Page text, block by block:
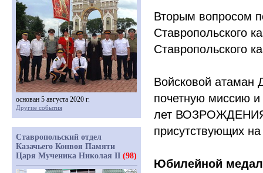
Вторым вопросом
Ставропольского
Ставропольского
Войсковой атаман
почетную миссию
лет
присутствующих
Юбилейной
основан 5 августа 2020 г.
Другие события
Ставропольский отдел
Казачьего Конвоя Памяти
Царя Мученика Николая II (98)